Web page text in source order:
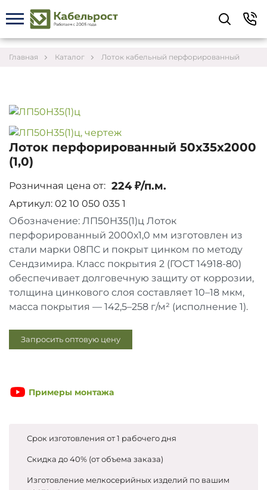
Главная Каталог Лоток кабельный перфорированный
Лоток перфорированный 50х35х2000
(1,0)
Розничная цена от: 224 ₽/п.м.
Артикул: 02 10 050 035 1
Обозначение: ЛП50Н35(1)ц Лоток
перфорированный 2000х1,0 мм изготовлен из
стали марки 08ПС и покрыт цинком по методу
Сендзимира. Класс покрытия 2 (ГОСТ 14918-80)
обеспечивает долговечную защиту от коррозии,
толщина цинкового слоя составляет 10–18 мкм,
масса покрытия — 142,5–258 г/м² (исполнение 1).
Запросить оптовую цену
Примеры монтажа
Срок изготовления от 1 рабочего дня
Скидка до 40% (от объема заказа)
Изготовление мелкосерийных изделий по вашим
Укажите контакты для связи и требования к
заказу – предложим лучшие варианты по цене,
согласуем сроки и подберём доставку.
Соглашаюсь на обработку персональных данных
Запросить цены